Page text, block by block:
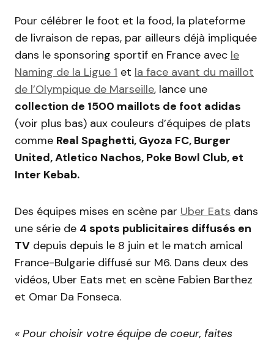
Pour célébrer le foot et la food, la plateforme
de livraison de repas, par ailleurs déjà impliquée
dans le sponsoring sportif en France avec le
Naming de la Ligue 1 et la face avant du maillot
de l’Olympique de Marseille, lance une
collection de 1500 maillots de foot adidas
(voir plus bas) aux couleurs d’équipes de plats
comme Real Spaghetti, Gyoza FC, Burger
United, Atletico Nachos, Poke Bowl Club, et
Inter Kebab.
Des équipes mises en scène par Uber Eats dans
une série de 4 spots publicitaires diffusés en
TV depuis depuis le 8 juin et le match amical
France-Bulgarie diffusé sur M6. Dans deux des
vidéos, Uber Eats met en scène Fabien Barthez
et Omar Da Fonseca.
« Pour choisir votre équipe de coeur, faites